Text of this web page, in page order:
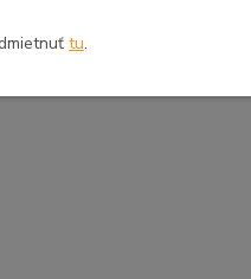
tu.